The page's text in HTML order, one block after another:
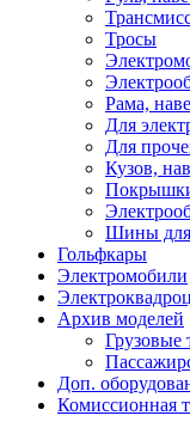
Тросы
Рама,
Для
Для
Кузов,
Шины для
Гольфкары
Электромобили
Архив моделей
Грузовые
Доп.
Комиссионная